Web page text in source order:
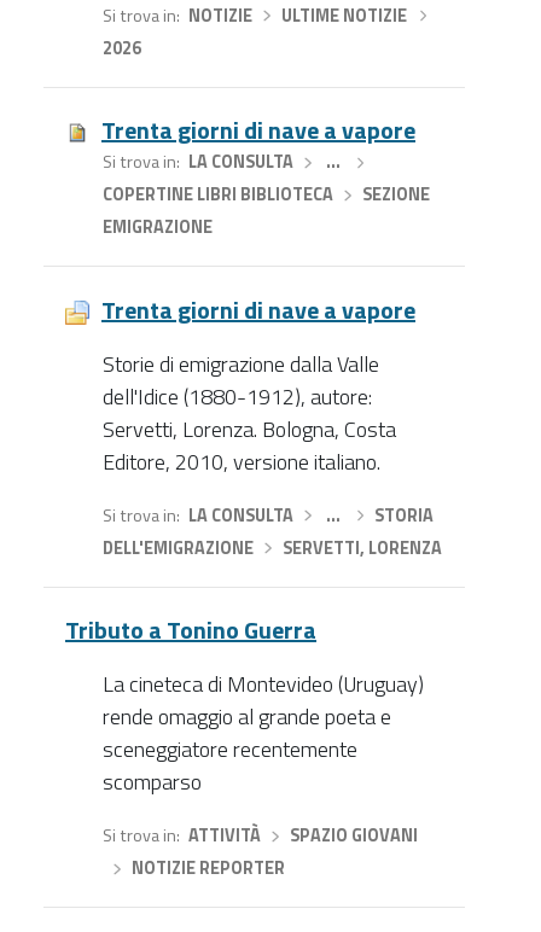
Si trova in NOTIZIE› ULTIME NOTIZIE
2026
Trenta giorni di nave a vapore
Si trova in LA CONSULTA› …
COPERTINE LIBRI BIBLIOTECA›
SEZIONE
EMIGRAZIONE
Trenta giorni di nave a vapore
Storie di emigrazione dalla Valle
dell'Idice (1880-1912), autore:
Servetti, Lorenza. Bologna, Costa
Editore, 2010, versione italiano.
Si trova in LA CONSULTA› …
STORIA
DELL'EMIGRAZIONE› SERVETTI, LORENZA
Tributo a Tonino Guerra
La cineteca di Montevideo (Uruguay)
rende omaggio al grande poeta e
sceneggiatore recentemente
scomparso
Si trova in ATTIVITÀ›
SPAZIO GIOVANI
NOTIZIE REPORTER